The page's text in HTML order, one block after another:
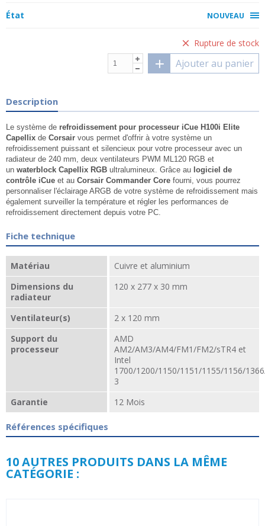
État NOUVEAU
Rupture de stock
Ajouter au panier
Description
Le système de refroidissement pour processeur iCue H100i Elite
Capellix de Corsair vous permet d'offrir à votre système un
refroidissement puissant et silencieux pour votre processeur avec un
radiateur de 240 mm, deux ventilateurs PWM ML120 RGB et
un waterblock Capellix RGB ultralumineux. Grâce au logiciel de
contrôle iCue et au Corsair Commander Core fourni, vous pourrez
personnaliser l'éclairage ARGB de votre système de refroidissement mais
également surveiller la température et régler les performances de
refroidissement directement depuis votre PC.
Fiche technique
Matériau
Cuivre et aluminium
Dimensions du
radiateur
120 x 277 x 30 mm
Ventilateur(s)
2 x 120 mm
Support du
processeur
AMD
AM2/AM3/AM4/FM1/FM2/sTR4 et
Intel
1700/1200/1150/1151/1155/1156/
3
Garantie
12 Mois
Références spécifiques
10 AUTRES PRODUITS DANS LA MÊME
CATÉGORIE :